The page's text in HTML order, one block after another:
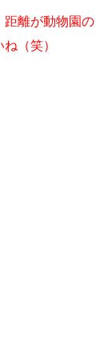
距離が動物園の
（笑）